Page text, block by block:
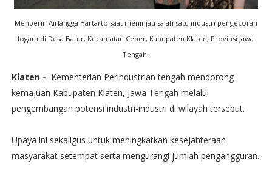
Menperin Airlangga Hartarto saat meninjau salah satu industri pengecoran
logam di Desa Batur, Kecamatan Ceper, Kabupaten Klaten, Provinsi Jawa
Tengah.
Klaten - Kementerian Perindustrian tengah mendorong
kemajuan Kabupaten Klaten, Jawa Tengah melalui
pengembangan potensi industri-industri di wilayah tersebut.
Upaya ini sekaligus untuk meningkatkan kesejahteraan
masyarakat setempat serta mengurangi jumlah pengangguran.